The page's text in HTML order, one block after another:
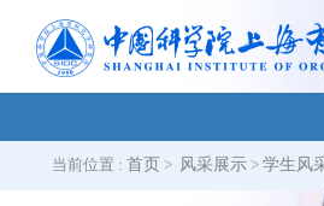
当前位置 : 首页 > 风采展示 > 学生风